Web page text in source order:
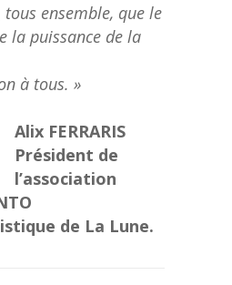
ensemble, que le
la puissance de la
à tous. »
Alix FERRARIS
Président de
l’association
de La Lune.